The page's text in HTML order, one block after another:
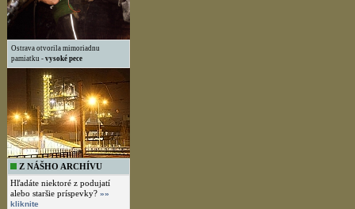
Ostrava otvorila mimoriadnu
pamiatku - vysoké pece
Z NÁŠHO ARCHÍVU
Hľadáte niektoré z podujatí
alebo staršie príspevky? »»
kliknite